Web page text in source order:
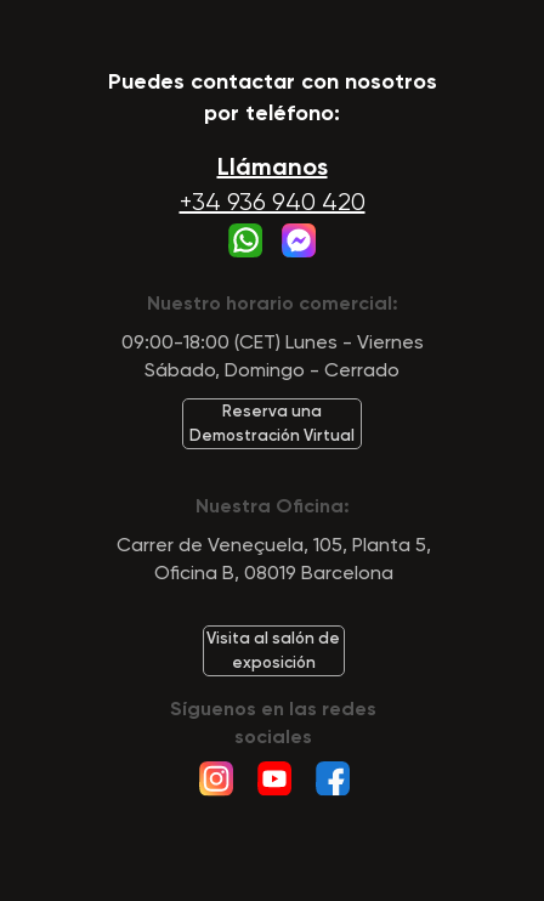
Llámanos
+34 936 940 420
Puedes contactar con nosotros
por teléfono:
Nuestro horario comercial:
09:00-18:00 (CET) Lunes - Viernes
Sábado, Domingo - Cerrado
Nuestra Oficina:
Carrer de Veneçuela, 105, Planta 5,
Oficina B, 08019 Barcelona
Reserva una
Demostración Virtual
Visita al salón de
exposición
Síguenos en las redes
sociales